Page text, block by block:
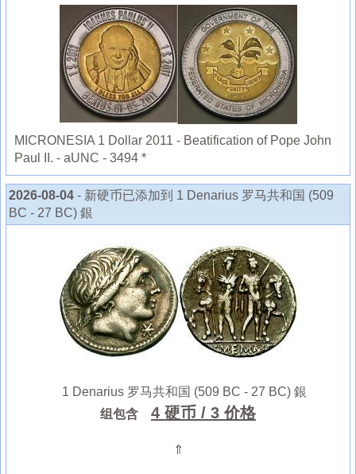
MICRONESIA 1 Dollar 2011 - Beatification of Pope John
Paul II. - aUNC - 3494 *
2026-08-04 - 新硬币已添加到 1 Denarius 罗马共和国 (509
BC - 27 BC) 銀
1 Denarius 罗马共和国 (509 BC - 27 BC) 銀
组包含
4 硬币 / 3 价格
⇑